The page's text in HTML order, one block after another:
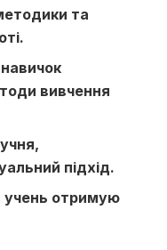
та
вивчення
підхід.
учень отримую